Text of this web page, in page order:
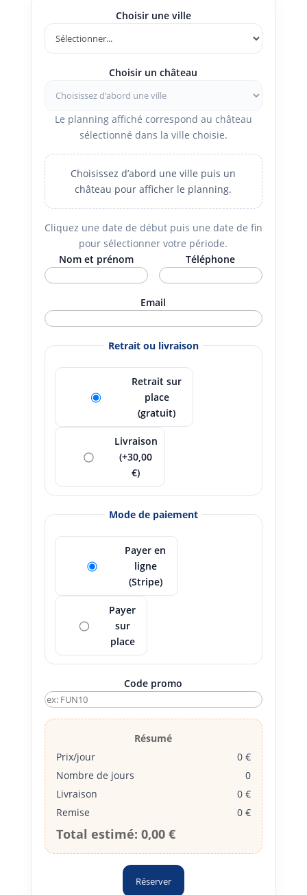
Choisir une ville
Choisir un château
Le planning affiché correspond au château
sélectionné dans la ville choisie.
Choisissez d’abord une ville puis un
château pour afficher le planning.
Cliquez une date de début puis une date de fin
pour sélectionner votre période.
Nom et prénom
Téléphone
Email
Retrait ou livraison
Retrait sur
place
(gratuit)
Livraison
(+30,00
€)
Mode de paiement
Payer en
ligne
(Stripe)
Payer
sur
place
Code promo
Résumé
Prix/jour
0 €
Nombre de jours
0
Livraison
0 €
Remise
0 €
Total estimé: 0,00 €
Réserver